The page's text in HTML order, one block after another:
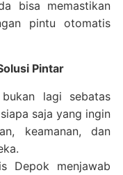
bisa memastikan
pintu otomatis
Pintar
lagi sebatas
saja yang ingin
keamanan, dan
Depok menjawab